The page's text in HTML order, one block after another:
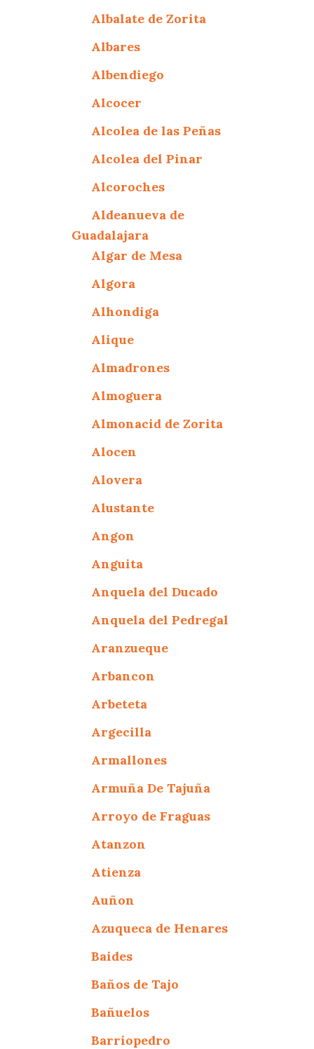
Albalate de Zorita
Albares
Albendiego
Alcocer
Alcolea de las Peñas
Alcolea del Pinar
Alcoroches
Aldeanueva de
Guadalajara
Algar de Mesa
Algora
Alhondiga
Alique
Almadrones
Almoguera
Almonacid de Zorita
Alocen
Alovera
Alustante
Angon
Anguita
Anquela del Ducado
Anquela del Pedregal
Aranzueque
Arbancon
Arbeteta
Argecilla
Armallones
Armuña De Tajuña
Arroyo de Fraguas
Atanzon
Atienza
Auñon
Azuqueca de Henares
Baides
Baños de Tajo
Bañuelos
Barriopedro